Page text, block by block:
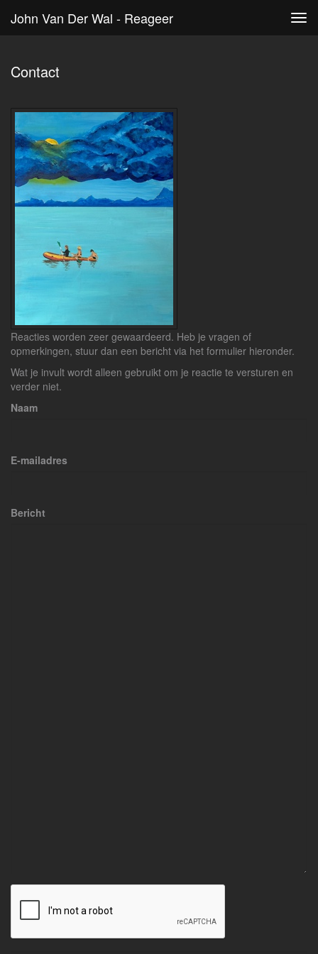
John Van Der Wal - Reageer
Contact
Reacties worden zeer gewaardeerd. Heb je vragen of
opmerkingen, stuur dan een bericht via het formulier hieronder.
Wat je invult wordt alleen gebruikt om je reactie te versturen en
verder niet.
Naam
E-mailadres
Bericht